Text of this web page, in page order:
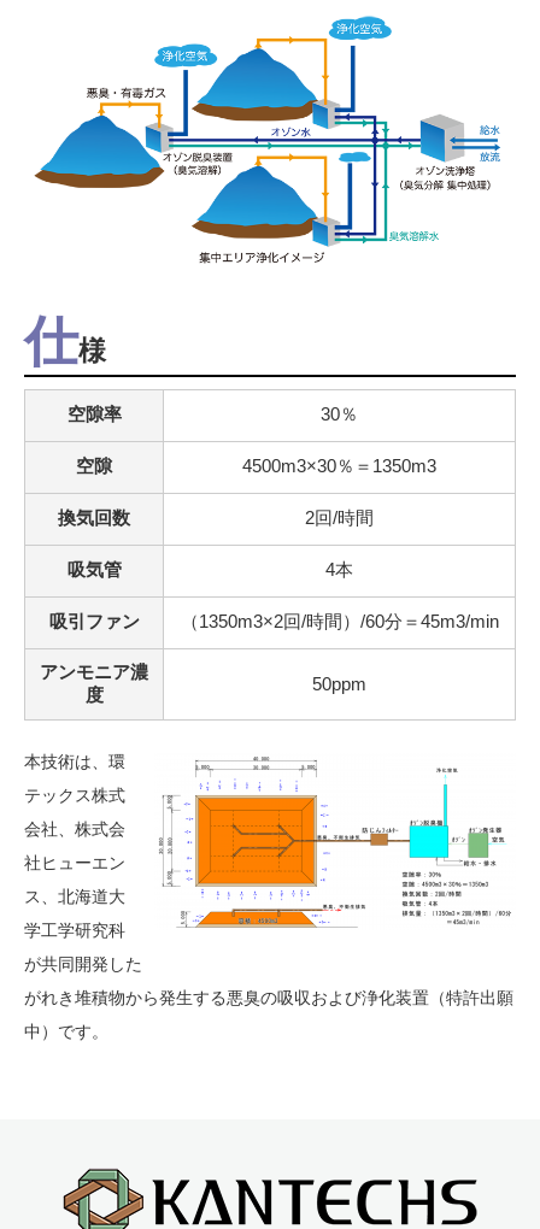
仕様
空隙率 30％
空隙 4500m3×30％＝1350m3
換気回数 2回/時間
吸気管 4本
吸引ファン （1350m3×2回/時間）/60分＝45m3/min
アンモニア濃
度
50ppm
本技術は、環
テックス株式
会社、株式会
社ヒューエン
ス、北海道大
学工学研究科
が共同開発した
がれき堆積物から発生する悪臭の吸収および浄化装置（特許出願
中）です。